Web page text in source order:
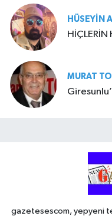
HÜSEYIN
HİÇLERİN
MURAT
gazetesescom, yepyeni